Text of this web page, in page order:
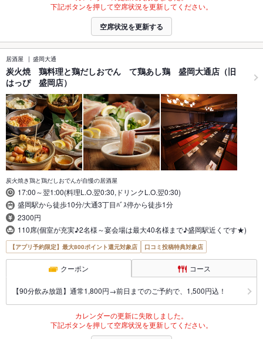
下記ボタンを押して空席状況を更新してください。
空席状況を更新する
居酒屋 盛岡大通
炭火焼 鶏料理と鶏だしおでん て鶏あし鶏 盛岡大通店（旧
はっぴ 盛岡店）
炭火焼き鶏と鶏だしおでんが自慢の居酒屋
17:00～翌1:00(料理L.O.翌0:30,ドリンクL.O.翌0:30)
盛岡駅から徒歩10分/大通3丁目ﾊﾞｽ停から徒歩1分
2300円
110席(個室が充実♪2名様～宴会場は最大40名様まで♪盛岡駅近くです★)
【アプリ予約限定】最大800ポイント還元対象店 口コミ投稿特典対象店
クーポン コース
【90分飲み放題】通常1,800円→前日までのご予約で、1,500円込！
カレンダーの更新に失敗しました。
下記ボタンを押して空席状況を更新してください。